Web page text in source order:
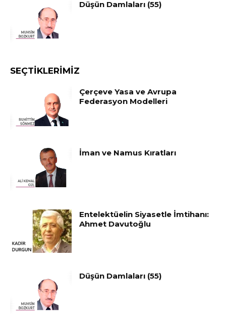
Düşün Damlaları (55)
SEÇTIKLERIMIZ
Çerçeve Yasa ve Avrupa
Federasyon Modelleri
İman ve Namus Kıratları
Entelektüelin Siyasetle İmtihanı:
Ahmet Davutoğlu
Düşün Damlaları (55)